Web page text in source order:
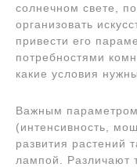
солнечном свете,
организовать
привести его
потребностями
какие условия
Важным параметром
(интенсивность,
развития растений
лампой. Различают